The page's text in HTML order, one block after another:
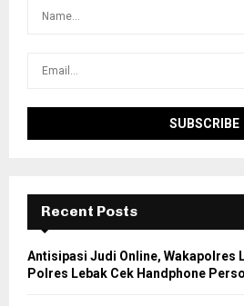
Recent Posts
Antisipasi Judi Online, Wakapolres
Polres Lebak Cek Handphone